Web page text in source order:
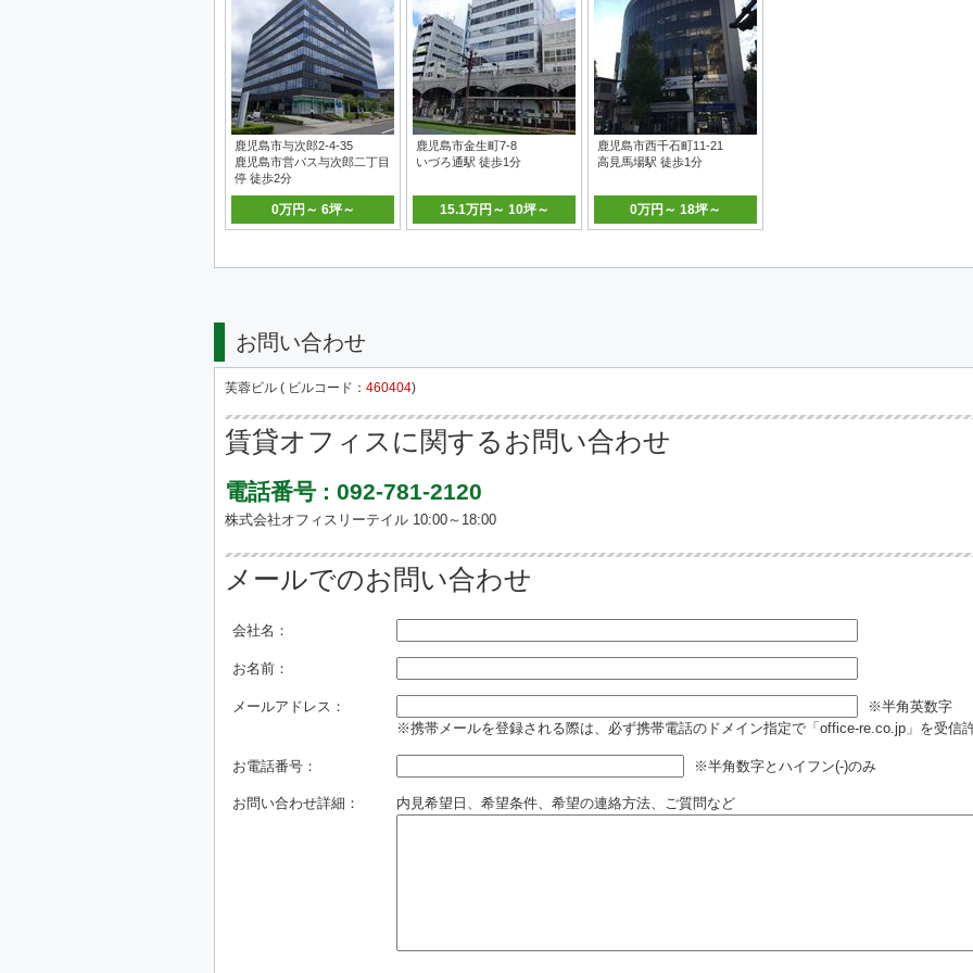
鹿児島市与次郎2-4-35
鹿児島市営バス与次郎二丁目
停 徒歩2分
0万円～ 6坪～
鹿児島市金生町7-8
いづろ通駅 徒歩1分
15.1万円～ 10坪～
鹿児島市西千石町11-21
高見馬場駅 徒歩1分
0万円～ 18坪～
お問い合わせ
芙蓉ビル ( ビルコード： 460404)
賃貸オフィスに関するお問い合わせ
電話番号 : 092-781-2120
株式会社オフィスリーテイル 10:00～18:00
メールでのお問い合わせ
会社名：
お名前：
メールアドレス：
※半角英数字
※携帯メールを登録される際は、必ず携帯電話のドメイン指定で「office-re.co.jp」を受信
お電話番号： ※半角数字とハイフン(-)のみ
お問い合わせ詳細： 内見希望日、希望条件、希望の連絡方法、ご質問など